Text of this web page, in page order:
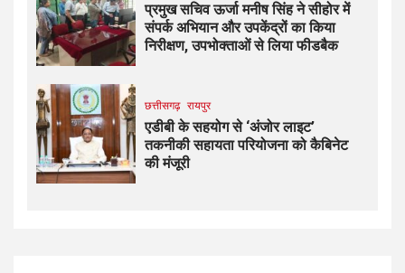
प्रमुख सचिव ऊर्जा मनीष सिंह ने सीहोर में
संपर्क अभियान और उपकेंद्रों का किया
निरीक्षण, उपभोक्ताओं से लिया फीडबैक
छत्तीसगढ़ रायपुर
एडीबी के सहयोग से ‘अंजोर लाइट’
तकनीकी सहायता परियोजना को कैबिनेट
की मंजूरी